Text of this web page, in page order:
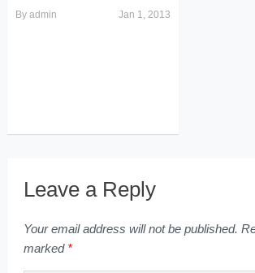
By admin Jan 1, 2013
Leave a Reply
Your email address will not be published.
marked *